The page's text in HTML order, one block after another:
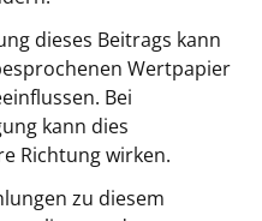
dieses Beitrags kann
Wertpapier
Bei
kann dies
Richtung wirken.
zu diesem